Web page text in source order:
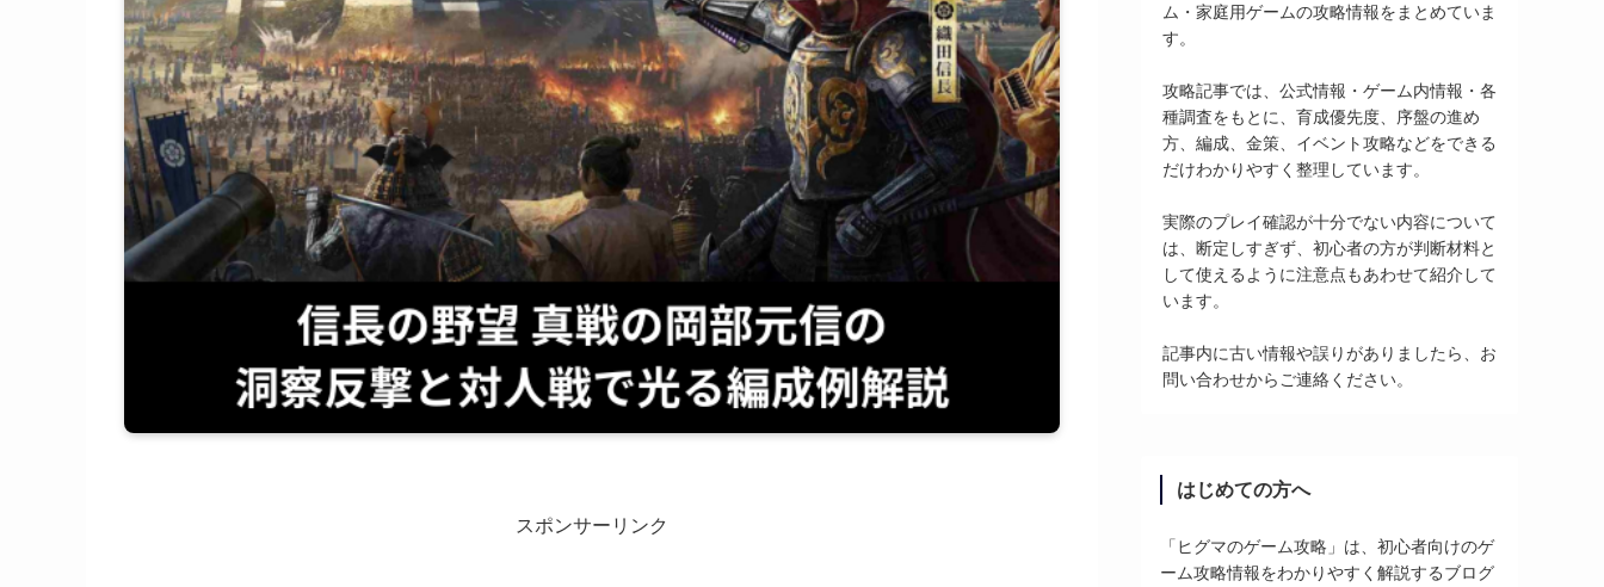
スポンサーリンク
ム・家庭用ゲームの攻略情報をまとめていま
す。
攻略記事では、公式情報・ゲーム内情報・各
種調査をもとに、育成優先度、序盤の進め
方、編成、金策、イベント攻略などをできる
だけわかりやすく整理しています。
実際のプレイ確認が十分でない内容について
は、断定しすぎず、初心者の方が判断材料と
して使えるように注意点もあわせて紹介して
います。
記事内に古い情報や誤りがありましたら、お
問い合わせからご連絡ください。
はじめての方へ
「ヒグマのゲーム攻略」は、初心者向けのゲ
ーム攻略情報をわかりやすく解説するブログ